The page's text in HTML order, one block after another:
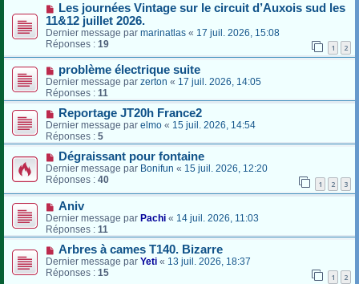
Les journées Vintage sur le circuit d’Auxois sud les
11&12 juillet 2026.
Dernier message par marinatlas « 17 juil. 2026, 15:08
Réponses : 19 1 2
problème électrique suite
Dernier message par zerton « 17 juil. 2026, 14:05
Réponses : 11
Reportage JT20h France2
Dernier message par elmo « 15 juil. 2026, 14:54
Réponses : 5
Dégraissant pour fontaine
Dernier message par Bonifun « 15 juil. 2026, 12:20
Réponses : 40 1 2 3
Aniv
Dernier message par Pachi « 14 juil. 2026, 11:03
Réponses : 11
Arbres à cames T140. Bizarre
Dernier message par Yeti « 13 juil. 2026, 18:37
Réponses : 15 1 2